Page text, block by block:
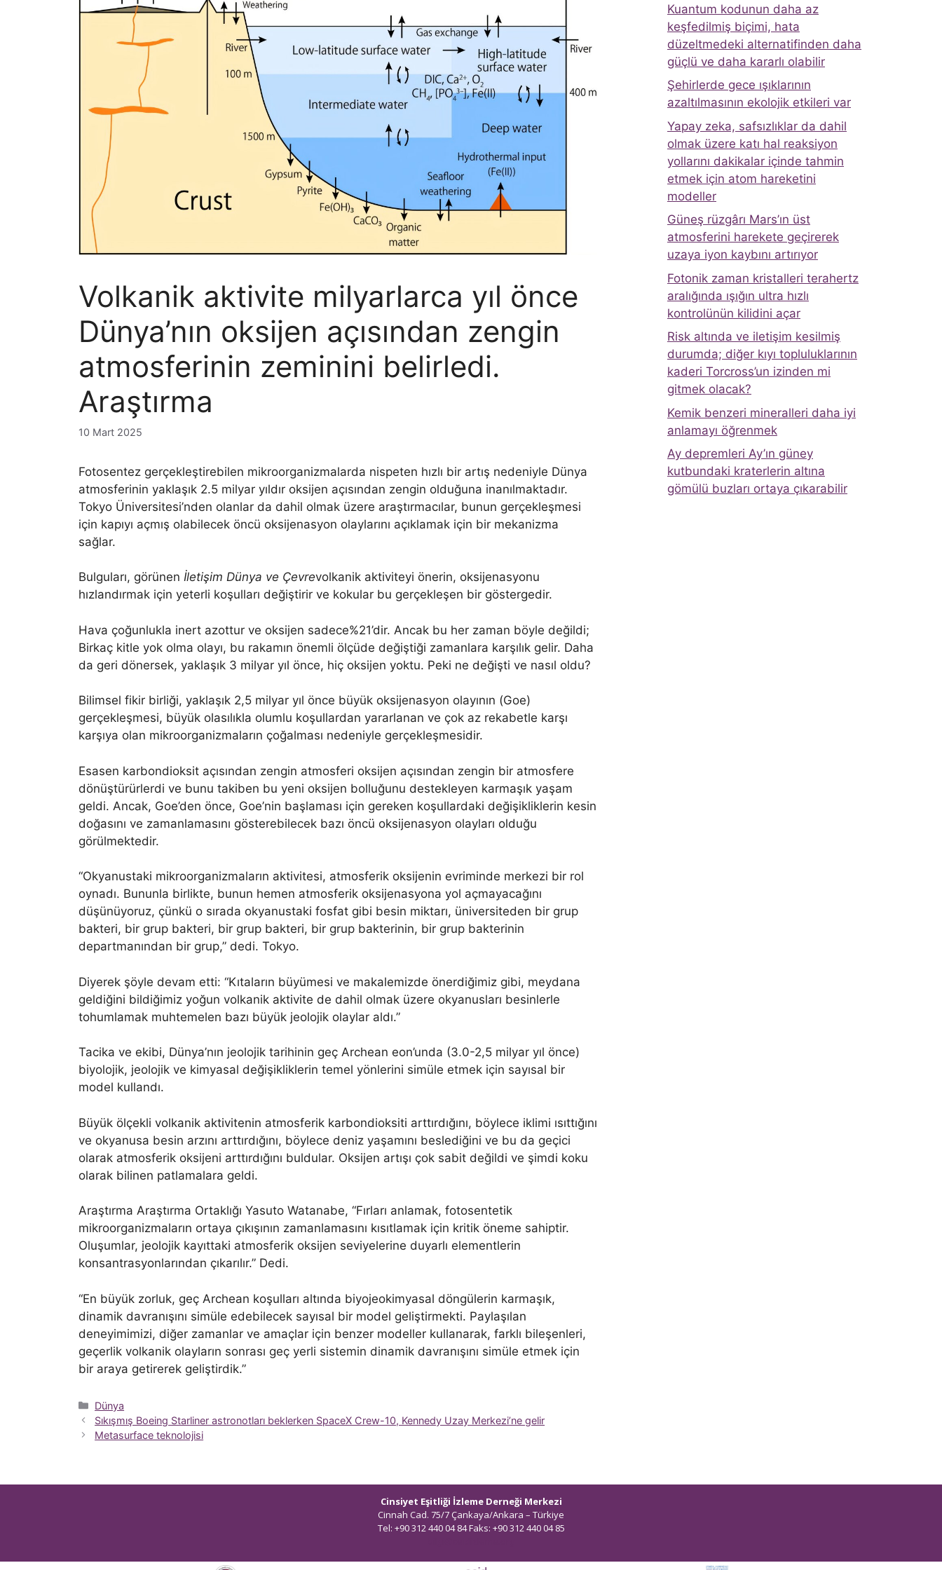
Volkanik aktivite milyarlarca yıl önce
Dünya’nın oksijen açısından zengin
atmosferinin zeminini belirledi.
Araştırma
10 Mart 2025
Fotosentez gerçekleştirebilen mikroorganizmalarda nispeten hızlı bir artış nedeniyle Dünya
atmosferinin yaklaşık 2.5 milyar yıldır oksijen açısından zengin olduğuna inanılmaktadır.
Tokyo Üniversitesi’nden olanlar da dahil olmak üzere araştırmacılar, bunun gerçekleşmesi
için kapıyı açmış olabilecek öncü oksijenasyon olaylarını açıklamak için bir mekanizma
sağlar.
Bulguları, görünen İletişim Dünya ve Çevrevolkanik aktiviteyi önerin, oksijenasyonu
hızlandırmak için yeterli koşulları değiştirir ve kokular bu gerçekleşen bir göstergedir.
Hava çoğunlukla inert azottur ve oksijen sadece%21’dir. Ancak bu her zaman böyle değildi;
Birkaç kitle yok olma olayı, bu rakamın önemli ölçüde değiştiği zamanlara karşılık gelir. Daha
da geri dönersek, yaklaşık 3 milyar yıl önce, hiç oksijen yoktu. Peki ne değişti ve nasıl oldu?
Bilimsel fikir birliği, yaklaşık 2,5 milyar yıl önce büyük oksijenasyon olayının (Goe)
gerçekleşmesi, büyük olasılıkla olumlu koşullardan yararlanan ve çok az rekabetle karşı
karşıya olan mikroorganizmaların çoğalması nedeniyle gerçekleşmesidir.
Esasen karbondioksit açısından zengin atmosferi oksijen açısından zengin bir atmosfere
dönüştürürlerdi ve bunu takiben bu yeni oksijen bolluğunu destekleyen karmaşık yaşam
geldi. Ancak, Goe’den önce, Goe’nin başlaması için gereken koşullardaki değişikliklerin kesin
doğasını ve zamanlamasını gösterebilecek bazı öncü oksijenasyon olayları olduğu
görülmektedir.
“Okyanustaki mikroorganizmaların aktivitesi, atmosferik oksijenin evriminde merkezi bir rol
oynadı. Bununla birlikte, bunun hemen atmosferik oksijenasyona yol açmayacağını
düşünüyoruz, çünkü o sırada okyanustaki fosfat gibi besin miktarı, üniversiteden bir grup
bakteri, bir grup bakteri, bir grup bakteri, bir grup bakterinin, bir grup bakterinin
departmanından bir grup,” dedi. Tokyo.
Diyerek şöyle devam etti: “Kıtaların büyümesi ve makalemizde önerdiğimiz gibi, meydana
geldiğini bildiğimiz yoğun volkanik aktivite de dahil olmak üzere okyanusları besinlerle
tohumlamak muhtemelen bazı büyük jeolojik olaylar aldı.”
Tacika ve ekibi, Dünya’nın jeolojik tarihinin geç Archean eon’unda (3.0-2,5 milyar yıl önce)
biyolojik, jeolojik ve kimyasal değişikliklerin temel yönlerini simüle etmek için sayısal bir
model kullandı.
Büyük ölçekli volkanik aktivitenin atmosferik karbondioksiti arttırdığını, böylece iklimi ısıttığını
ve okyanusa besin arzını arttırdığını, böylece deniz yaşamını beslediğini ve bu da geçici
olarak atmosferik oksijeni arttırdığını buldular. Oksijen artışı çok sabit değildi ve şimdi koku
olarak bilinen patlamalara geldi.
Araştırma Araştırma Ortaklığı Yasuto Watanabe, “Fırları anlamak, fotosentetik
mikroorganizmaların ortaya çıkışının zamanlamasını kısıtlamak için kritik öneme sahiptir.
Oluşumlar, jeolojik kayıttaki atmosferik oksijen seviyelerine duyarlı elementlerin
konsantrasyonlarından çıkarılır.” Dedi.
“En büyük zorluk, geç Archean koşulları altında biyojeokimyasal döngülerin karmaşık,
dinamik davranışını simüle edebilecek sayısal bir model geliştirmekti. Paylaşılan
deneyimimizi, diğer zamanlar ve amaçlar için benzer modeller kullanarak, farklı bileşenleri,
geçerlik volkanik olayların sonrası geç yerli sistemin dinamik davranışını simüle etmek için
bir araya getirerek geliştirdik.”
Kategoriler
Dünya
Sıkışmış Boeing Starliner astronotları beklerken SpaceX Crew-10, Kennedy Uzay Merkezi’ne gelir
Metasurface teknolojisi
Kuantum kodunun daha az
keşfedilmiş biçimi, hata
düzeltmedeki alternatifinden daha
güçlü ve daha kararlı olabilir
Şehirlerde gece ışıklarının
azaltılmasının ekolojik etkileri var
Yapay zeka, safsızlıklar da dahil
olmak üzere katı hal reaksiyon
yollarını dakikalar içinde tahmin
etmek için atom hareketini
modeller
Güneş rüzgârı Mars’ın üst
atmosferini harekete geçirerek
uzaya iyon kaybını artırıyor
Fotonik zaman kristalleri terahertz
aralığında ışığın ultra hızlı
kontrolünün kilidini açar
Risk altında ve iletişim kesilmiş
durumda; diğer kıyı topluluklarının
kaderi Torcross’un izinden mi
gitmek olacak?
Kemik benzeri mineralleri daha iyi
anlamayı öğrenmek
Ay depremleri Ay’ın güney
kutbundaki kraterlerin altına
gömülü buzları ortaya çıkarabilir
Cinsiyet Eşitliği İzleme Derneği Merkezi
Cinnah Cad. 75/7 Çankaya/Ankara – Türkiye
Tel: +90 312 440 04 84 Faks: +90 312 440 04 85